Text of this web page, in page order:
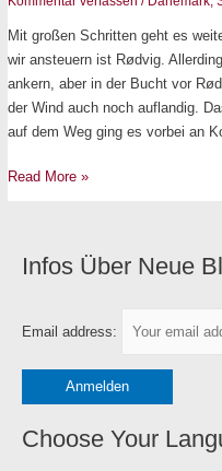
Mit großen Schritten geht es
wir ansteuern ist Rødvig.
ankern, aber in der Bucht vor
der Wind auch noch auflandig.
auf dem Weg ging es vorbei an
Rødvig
–
Ende
Juni
2022
Read More »
Infos Über Neue
Email address:
Choose Your
K
g